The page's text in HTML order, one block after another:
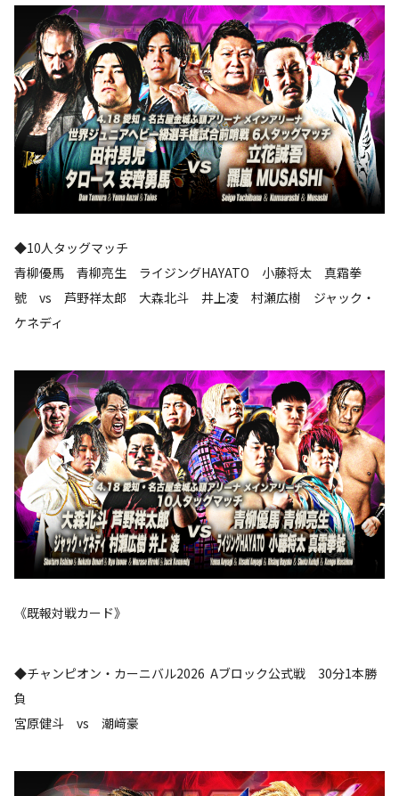
◆10人タッグマッチ
青柳優馬 青柳亮生 ライジングHAYATO 小藤将太 真霜拳
號 vs 芦野祥太郎 大森北斗 井上凌 村瀬広樹 ジャック・
ケネディ
《既報対戦カード》
◆チャンピオン・カーニバル2026 Aブロック公式戦 30分1本勝
負
宮原健斗 vs 潮﨑豪